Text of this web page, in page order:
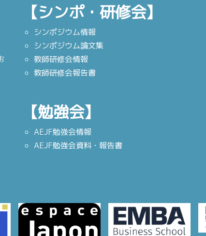
【シンポ・研修会】
シンポジウム情報
シンポジウム論文集
教師研修会情報
教師研修会報告書
【勉強会】
AEJF勉強会情報
AEJF勉強会資料・報告書